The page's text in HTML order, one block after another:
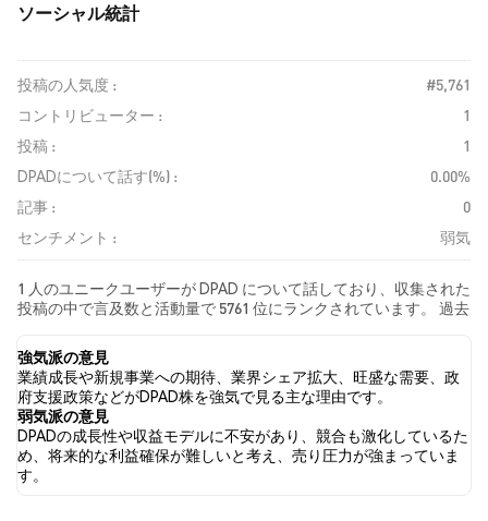
ソーシャル統計
投稿の人気度 :
#5,761
コントリビューター :
1
投稿 :
1
DPADについて話す(%) :
0.00%
記事 :
0
センチメント :
弱気
1 人のユニークユーザーが DPAD について話しており、収集された
投稿の中で言及数と活動量で 5761 位にランクされています。 過去
は 弱気 でした。 最後に、DPAD に関するニュース記事が 0 件公開
されました。 Twitterでは、100.00% のツイートが強気の感情を示
し、0.00% のツイートが弱気の感情を示しました。 0.00% のツイ
ートは DPAD に対して中立的でした。 これらの感情分析は 1 件の
ツイートに基づいています。
強気派の意見
業績成長や新規事業への期待、業界シェア拡大、旺盛な需要、政
府支援政策などがDPAD株を強気で見る主な理由です。
弱気派の意見
DPADの成長性や収益モデルに不安があり、競合も激化しているた
め、将来的な利益確保が難しいと考え、売り圧力が強まっていま
す。